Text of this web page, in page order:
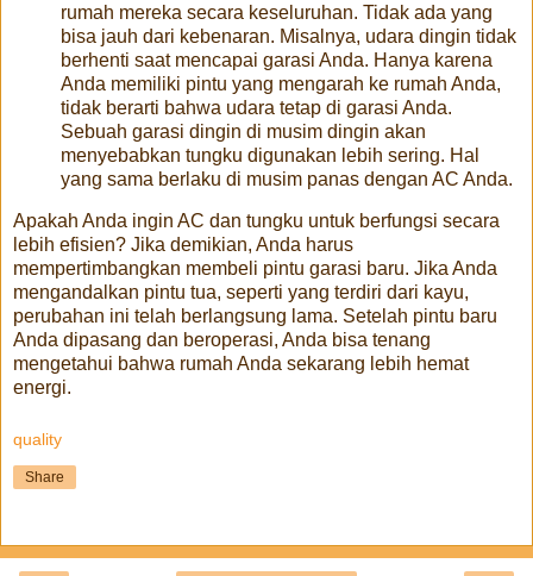
rumah mereka secara keseluruhan. Tidak ada yang
bisa jauh dari kebenaran. Misalnya, udara dingin tidak
berhenti saat mencapai garasi Anda. Hanya karena
Anda memiliki pintu yang mengarah ke rumah Anda,
tidak berarti bahwa udara tetap di garasi Anda.
Sebuah garasi dingin di musim dingin akan
menyebabkan tungku digunakan lebih sering. Hal
yang sama berlaku di musim panas dengan AC Anda.
Apakah Anda ingin AC dan tungku untuk berfungsi secara
lebih efisien? Jika demikian, Anda harus
mempertimbangkan membeli pintu garasi baru. Jika Anda
mengandalkan pintu tua, seperti yang terdiri dari kayu,
perubahan ini telah berlangsung lama. Setelah pintu baru
Anda dipasang dan beroperasi, Anda bisa tenang
mengetahui bahwa rumah Anda sekarang lebih hemat
energi.
quality
Share